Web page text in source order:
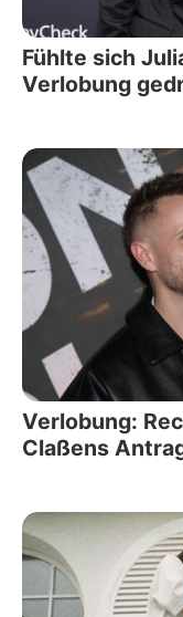
Fühlte sich
Verlobung
Verlobung:
Claßens